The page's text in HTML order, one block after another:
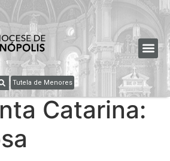
Tutela de Menores
Catarina: